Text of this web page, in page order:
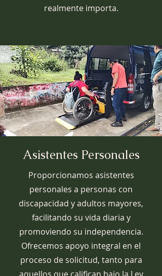
realmente importa.
Asistentes Personales
Proporcionamos asistentes
personales a personas con
discapacidad y adultos mayores,
facilitando su vida diaria y
promoviendo su independencia.
Ofrecemos apoyo integral en el
proceso de solicitud, tanto para